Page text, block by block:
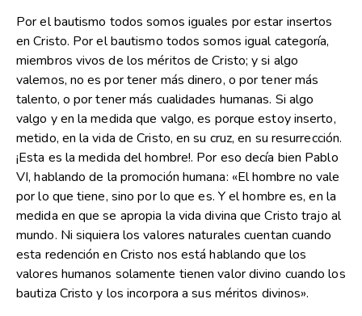
Por el bautismo todos somos iguales por estar insertos
en Cristo. Por el bautismo todos somos igual categoría,
miembros vivos de los méritos de Cristo; y si algo
valemos, no es por tener más dinero, o por tener más
talento, o por tener más cualidades humanas. Si algo
valgo y en la medida que valgo, es porque estoy inserto,
metido, en la vida de Cristo, en su cruz, en su resurrección.
¡Esta es la medida del hombre!. Por eso decía bien Pablo
VI, hablando de la promoción humana: «El hombre no vale
por lo que tiene, sino por lo que es. Y el hombre es, en la
medida en que se apropia la vida divina que Cristo trajo al
mundo. Ni siquiera los valores naturales cuentan cuando
esta redención en Cristo nos está hablando que los
valores humanos solamente tienen valor divino cuando los
bautiza Cristo y los incorpora a sus méritos divinos».